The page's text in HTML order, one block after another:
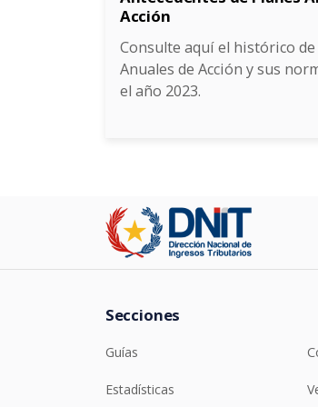
Acción
Consulte aquí el histórico de
Anuales de Acción y sus
el año 2023.
Secciones
Guías
Estadísticas